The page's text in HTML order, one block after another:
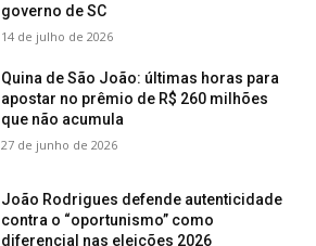
governo de SC
14 de julho de 2026
Quina de São João: últimas horas para
apostar no prêmio de R$ 260 milhões
que não acumula
27 de junho de 2026
João Rodrigues defende autenticidade
contra o “oportunismo” como
diferencial nas eleições 2026